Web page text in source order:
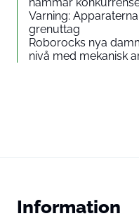
Varning:
grenuttag
Roborocks nya
nivå med mekanisk
Information